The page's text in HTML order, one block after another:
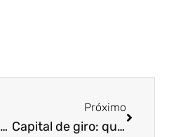
Controle de gastos: saiba como fazer no seu comércio de forma eficiente!
Próximo
Capital de giro: qual a importância?